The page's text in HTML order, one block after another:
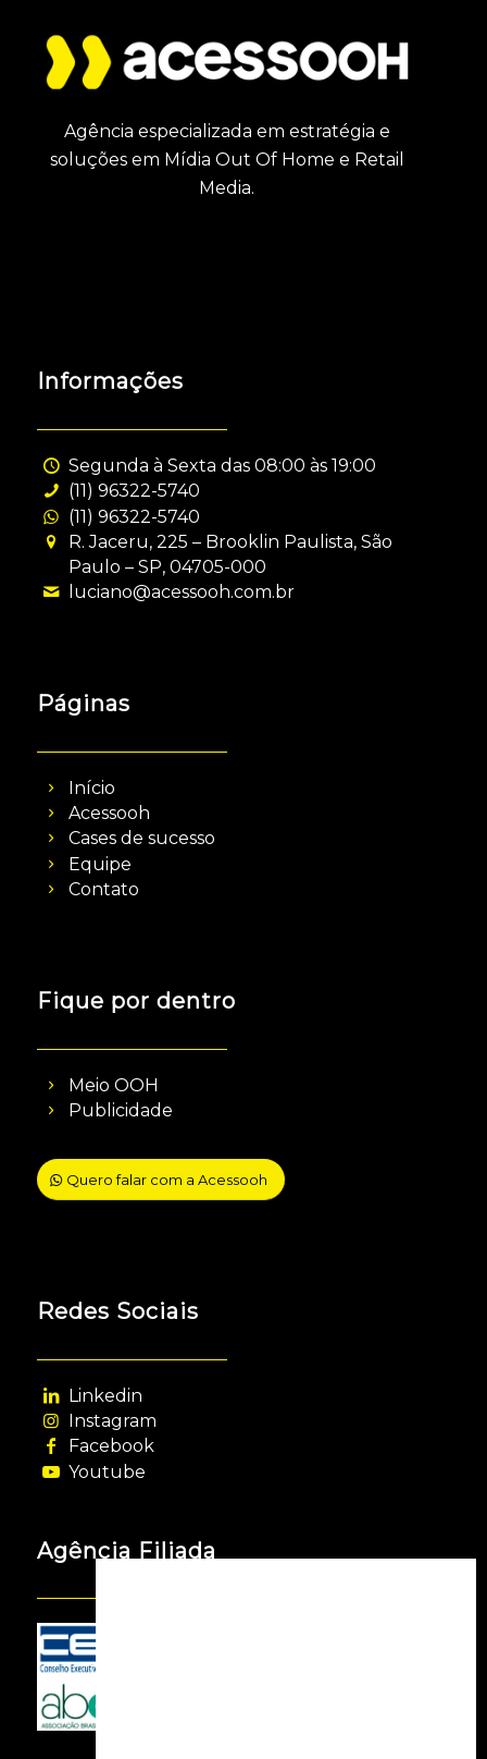
Agência especializada em estratégia e
soluções em Mídia Out Of Home e Retail
Media.
Informações
Segunda à Sexta das 08:00 às 19:00
(11) 96322-5740
(11) 96322-5740
R. Jaceru, 225 – Brooklin Paulista, São
Paulo – SP, 04705-000
luciano@acessooh.com.br
Páginas
Início
Acessooh
Cases de sucesso
Equipe
Contato
Fique por dentro
Meio OOH
Publicidade
Quero falar com a Acessooh
Redes Sociais
Linkedin
Instagram
Facebook
Youtube
Agência Filiada